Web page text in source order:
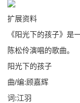
扩展资料
《阳光下的孩子》是
陈松伶演唱的歌曲。
阳光下的孩子
曲/编:顾嘉辉
词:江羽